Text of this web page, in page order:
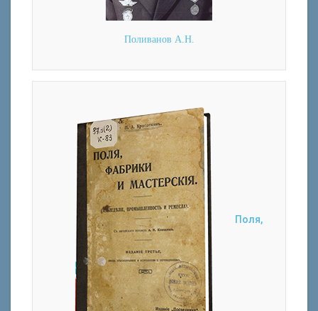
Поливанов А.Н.
Поля,